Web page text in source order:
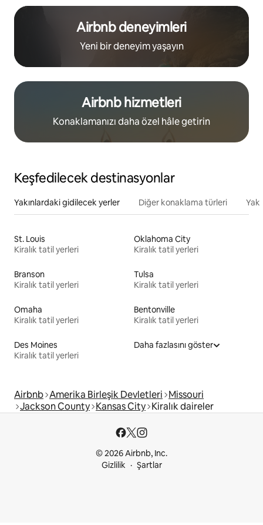
Airbnb deneyimleri
Yeni bir deneyim yaşayın
Airbnb hizmetleri
Konaklamanızı daha özel hâle getirin
Keşfedilecek destinasyonlar
Yakınlardaki gidilecek yerler Diğer konaklama türleri
St. Louis
Kiralık tatil yerleri
Oklahoma City
Kiralık tatil yerleri
Branson
Kiralık tatil yerleri
Tulsa
Kiralık tatil yerleri
Omaha
Kiralık tatil yerleri
Bentonville
Kiralık tatil yerleri
Des Moines
Kiralık tatil yerleri
Daha fazlasını göster
Airbnb Amerika Birleşik Devletleri Missouri
Jackson County Kansas City Kiralık daireler
© 2026 Airbnb, Inc.
Gizlilik
Şartlar